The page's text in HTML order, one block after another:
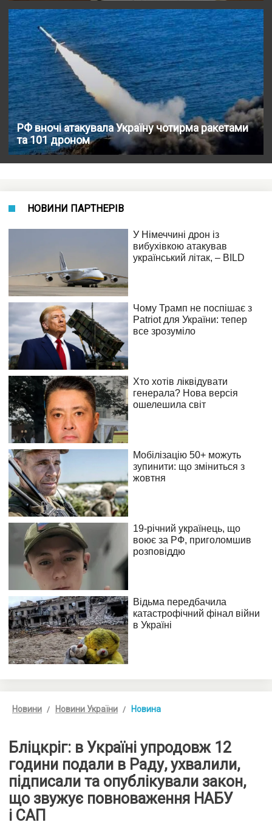
РФ вночі атакувала Україну чотирма ракетами
та 101 дроном
НОВИНИ ПАРТНЕРІВ
Новини Новини України Новина
Бліцкріг: в Україні упродовж 12
години подали в Раду, ухвалили,
підписали та опублікували закон,
що звужує повноваження НАБУ
і САП